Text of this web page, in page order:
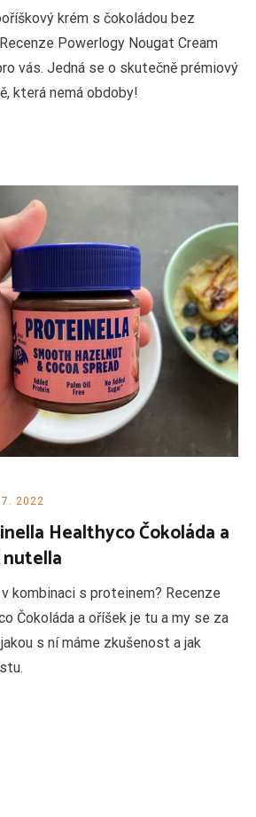
krém s čokoládou bez
Powerlogy Nougat Cream
vás. Jedná se o skutečně prémiový
která nemá obdoby!
2022
Healthyco Čokoláda a
nutella
kombinaci s proteinem? Recenze
Čokoláda a oříšek je tu a my se za
s ní máme zkušenost a jak